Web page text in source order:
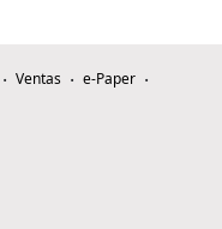
Ventas
e-Paper